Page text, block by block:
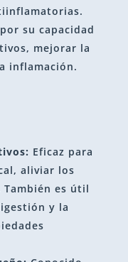
su capacidad
mejorar la
inflamación.
Eficaz para
aliviar los
es útil
y la